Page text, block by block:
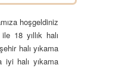
hoşgeldiniz
18 yıllık halı
halı yıkama
iyi halı yıkama